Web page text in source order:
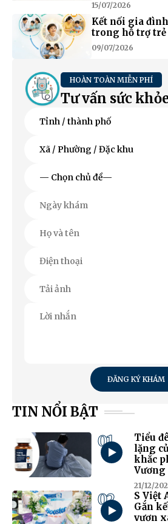
15/07/2026
Kết nối gia
trong hỗ trợ trẻ
09/07/2026
HOÀN TOÀN MIỄN PHÍ
Tư vấn sức
ĐĂNG KÝ KHÁM
TIN NỔI BẬT
01
Tiểu
lặng
khắc
Vương
21/12/
02
S Việt
Gắn
vươn